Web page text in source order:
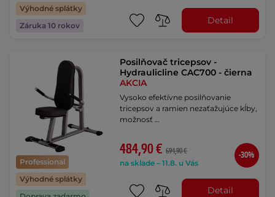
Výhodné splátky
Záruka 10 rokov
Detail
Professional
Výhodné splátky
Posilňovač tricepsov -
Hydraulicline CAC700 - čierna
AKCIA
Vysoko efektívne posilňovanie
tricepsov a ramien nezaťažujúce kĺby,
možnosť …
484,90 € 694,90 €
na sklade – 11.8. u Vás
-30%
Detail